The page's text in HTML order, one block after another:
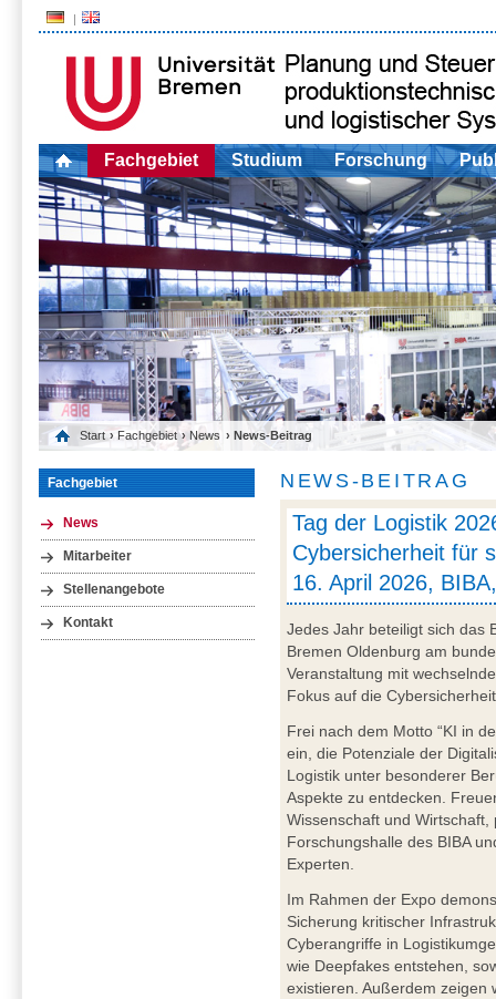
Fachgebiet Studium Forschung
Start › Fachgebiet › News › News-Beitrag
Fachgebiet
News
Mitarbeiter
Stellenangebote
Kontakt
NEWS-BEITRAG
Tag der Logistik
Cybersicherheit für
16. April 2026,
Jedes Jahr beteiligt sich das
Bremen Oldenburg am
Veranstaltung mit
Fokus auf die
Frei nach dem Motto “KI in
ein, die Potenziale der
Logistik unter besonderer
Aspekte zu entdecken.
Wissenschaft und
Forschungshalle des BIBA
Experten.
Im Rahmen der Expo
Sicherung kritischer
Cyberangriffe in
wie Deepfakes entstehen,
existieren. Außerdem zeigen